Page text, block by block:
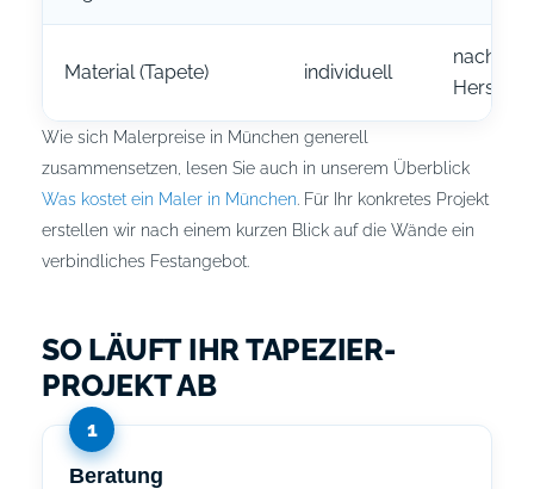
Material (Tapete) individuell
nach
Wie sich Malerpreise in München generell
zusammensetzen, lesen Sie auch in unserem Überblick
Was kostet ein Maler in München. Für Ihr konkretes Projekt
erstellen wir nach einem kurzen Blick auf die Wände ein
verbindliches Festangebot.
SO LÄUFT IHR TAPEZIER-
PROJEKT AB
Beratung